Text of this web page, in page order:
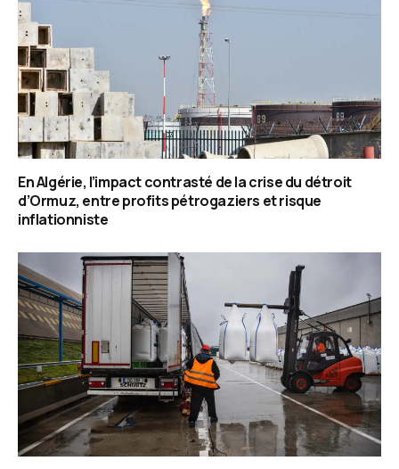
En Algérie, l’impact contrasté de la crise du détroit
d’Ormuz, entre profits pétrogaziers et risque
inflationniste